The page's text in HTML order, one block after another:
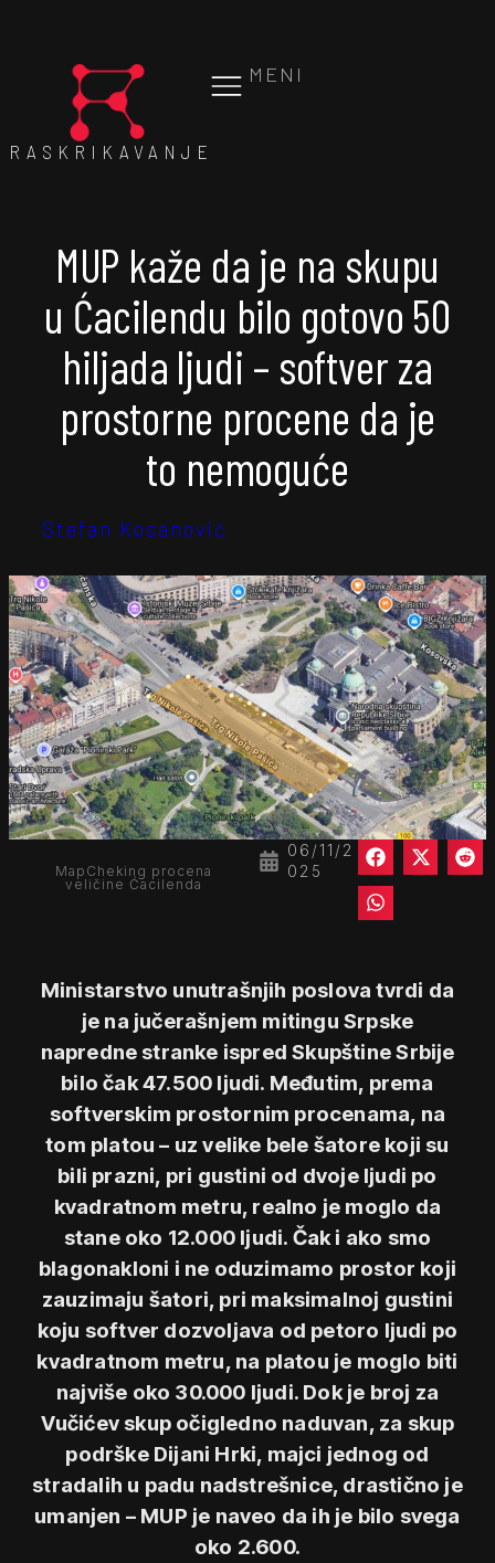
MENI
RASKRIKAVANJE
MUP kaže da je na skupu
u Ćacilendu bilo gotovo 50
hiljada ljudi – softver za
prostorne procene da je
to nemoguće
Stefan Kosanović
06/11/2
025
MapCheking procena
veličine Ćacilenda
Ministarstvo unutrašnjih poslova tvrdi da
je na jučerašnjem mitingu Srpske
napredne stranke ispred Skupštine Srbije
bilo čak 47.500 ljudi. Međutim, prema
softverskim prostornim procenama, na
tom platou – uz velike bele šatore koji su
bili prazni, pri gustini od dvoje ljudi po
kvadratnom metru, realno je moglo da
stane oko 12.000 ljudi. Čak i ako smo
blagonakloni i ne oduzimamo prostor koji
zauzimaju šatori, pri maksimalnoj gustini
koju softver dozvoljava od petoro ljudi po
kvadratnom metru, na platou je moglo biti
najviše oko 30.000 ljudi. Dok je broj za
Vučićev skup očigledno naduvan, za skup
podrške Dijani Hrki, majci jednog od
stradalih u padu nadstrešnice, drastično je
umanjen – MUP je naveo da ih je bilo svega
oko 2.600.